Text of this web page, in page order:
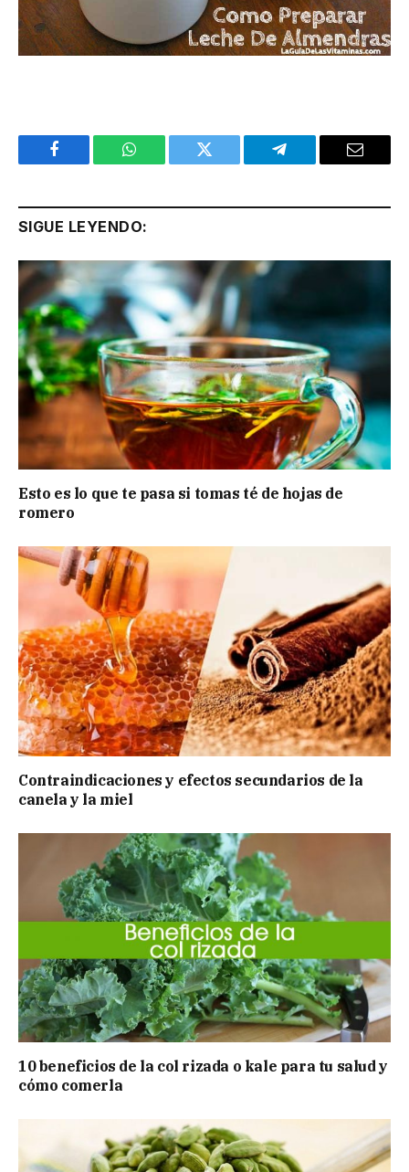
Facebook WhatsApp Twitter Telegram Email
SIGUE LEYENDO:
Esto es lo que te pasa si tomas té de hojas de
romero
Contraindicaciones y efectos secundarios de la
canela y la miel
10 beneficios de la col rizada o kale para tu salud y
cómo comerla